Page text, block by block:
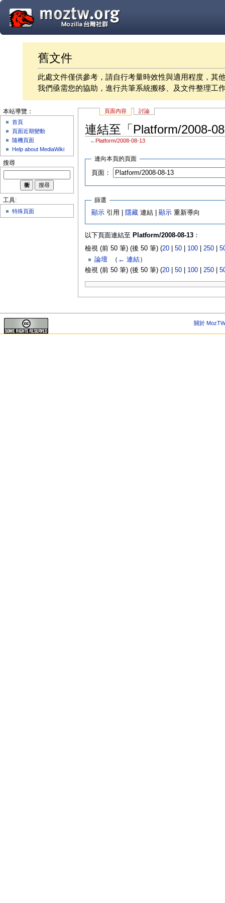
舊文件
此處文件僅供參考，請自行考量時效性與適用程度，其
我們亟需您的協助，進行共筆系統搬移、及文件整理工
頁面內容 討論
連結至「Platform/2008-
← Platform/2008-08-13
連向本頁的頁面
頁面：
篩選
顯示 引用 | 隱藏 連結 |顯示 重新導向
以下頁面連結至 Platform/2008-08-13：
檢視 (前 50 筆) (後 50 筆) (20| 50| 100| 250|
論壇
（ ← 連結）
檢視 (前 50 筆) (後 50 筆) (20| 50| 100| 250|
本站導覽：
首頁
頁面近期變動
隨機頁面
Help about MediaWiki
搜尋
工具:
特殊頁面
關於